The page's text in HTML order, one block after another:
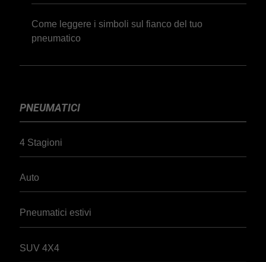
Come leggere i simboli sul fianco del tuo
pneumatico
PNEUMATICI
4 Stagioni
Auto
Pneumatici estivi
SUV 4X4